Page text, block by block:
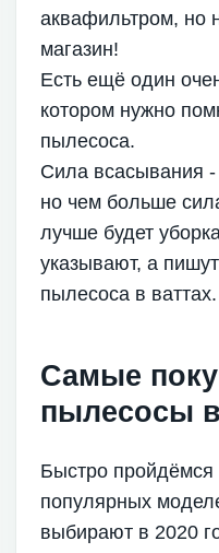
аквафильтром, но
магазин!
Есть ещё один
котором нужно
пылесоса.
Сила всасывания -
но чем больше
лучше будет
указывают, а
пылесоса в ваттах.
Самые
пылесосы
Быстро пройдёмся
популярных
выбирают в 2020